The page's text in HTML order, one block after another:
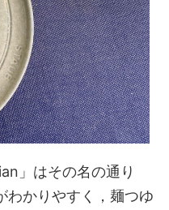
」はその名の通り
わかりやすく，麺つゆ